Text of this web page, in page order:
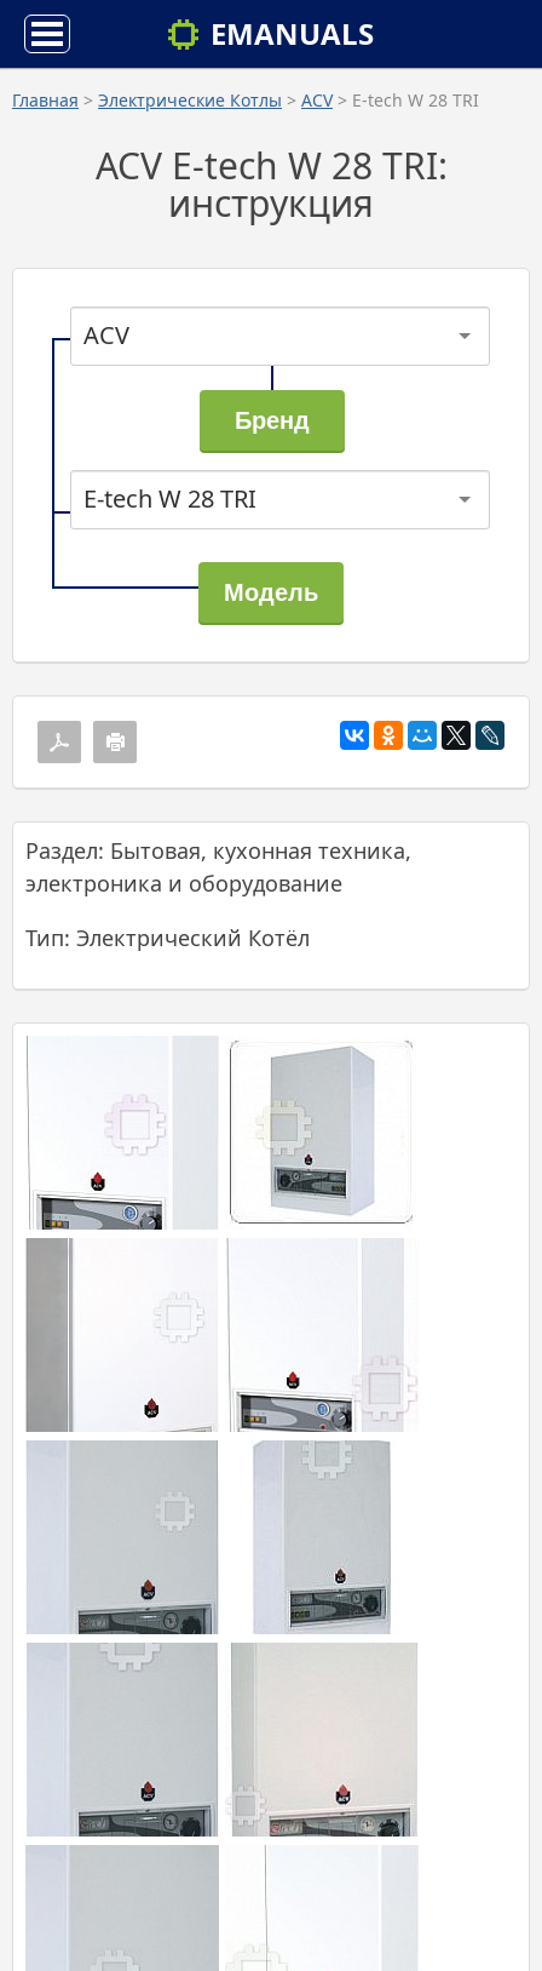
EMANUALS
Главная > Электрические Котлы > ACV> E-tech W 28 TRI
ACV E-tech W 28 TRI:
инструкция
ACV
E-tech W 28 TRI
Раздел: Бытовая, кухонная техника,
электроника и оборудование
Тип: Электрический Котёл